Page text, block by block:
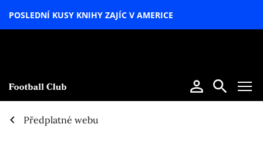
POSLEDNÍ KUSY KNIHY ZAJÍC V AMERICE
Předplatné webu